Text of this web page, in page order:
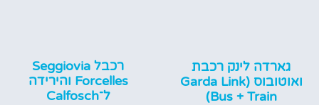
גארדה לינק רכבת
ואוטובוס (Garda Link
Bus + Train)
רכבל Seggiovia
Forcelles והירידה
ל־Calfosch